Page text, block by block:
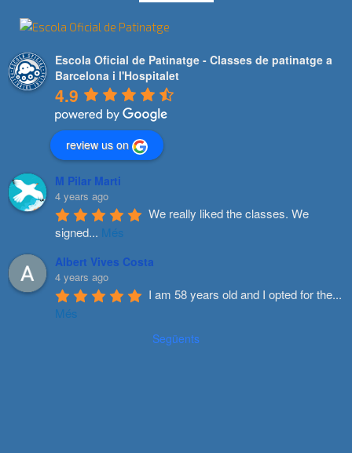
Escola Oficial de Patinatge - Classes de patinatge a
Barcelona i l'Hospitalet
4.9
review us on
M Pilar Marti
4 years ago
We really liked the classes. We
signed... Més
Albert Vives Costa
4 years ago
I am 58 years old and I opted for the...
Més
Següents